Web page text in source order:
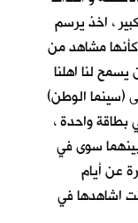
، اخذ يرسم
مشاهد من
لنا اهلنا
(سينما الوطن)
بطاقة واحدة ،
سوى في
عن أيام
اشاهدها في